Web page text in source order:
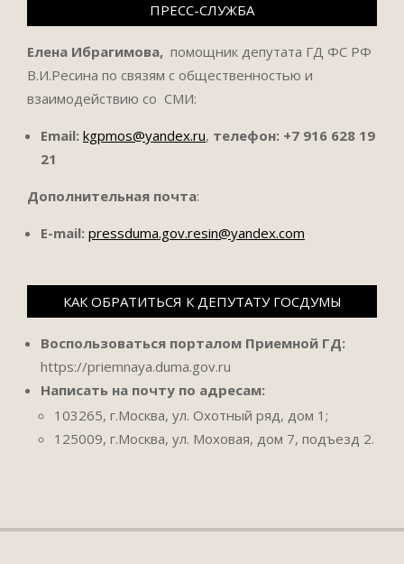
ПРЕСС-СЛУЖБА
Елена Ибрагимова, помощник депутата ГД ФС РФ
В.И.Ресина по связям с общественностью и
взаимодействию со СМИ:
Email: kgpmos@yandex.ru, телефон: +7 916 628 19
21
Дополнительная почта:
E-mail: pressduma.gov.resin@yandex.com
КАК ОБРАТИТЬСЯ К ДЕПУТАТУ ГОСДУМЫ
Воспользоваться порталом Приемной ГД:
https://priemnaya.duma.gov.ru
Написать на почту по адресам:
103265, г.Москва, ул. Охотный ряд, дом 1;
125009, г.Москва, ул. Моховая, дом 7, подъезд 2.